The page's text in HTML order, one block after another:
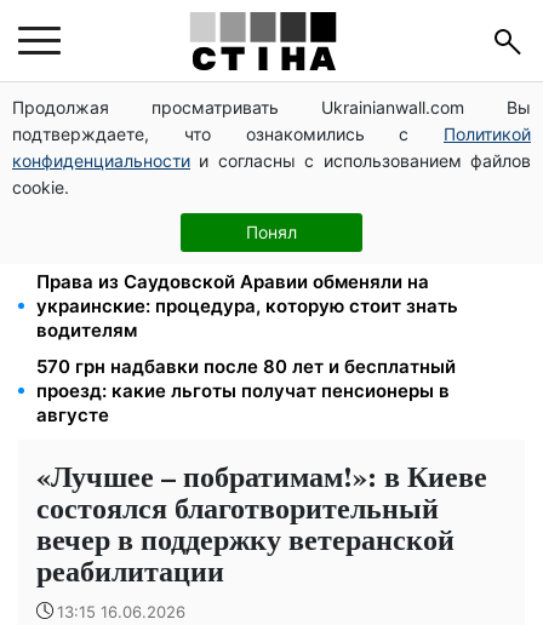
Продолжая просматривать Ukrainianwall.com Вы
подтверждаете, что ознакомились с Политикой
конфиденциальности и согласны с использованием файлов
cookie.
Понял
Тарифы на воду взлетели до 91,24 грн/куб, газ
может достичь 15 грн: коммунальные цены в
августе
Субсидии отменят, льготы на коммуналку
аннулируют: ПФУ проверяет доходы пенсионеров в
Права из Саудовской Аравии обменяли на
украинские: процедура, которую стоит знать
водителям
570 грн надбавки после 80 лет и бесплатный
проезд: какие льготы получат пенсионеры в
августе
«Лучшее – побратимам!»: в Киеве
состоялся благотворительный
вечер в поддержку ветеранской
реабилитации
13:15 16.06.2026